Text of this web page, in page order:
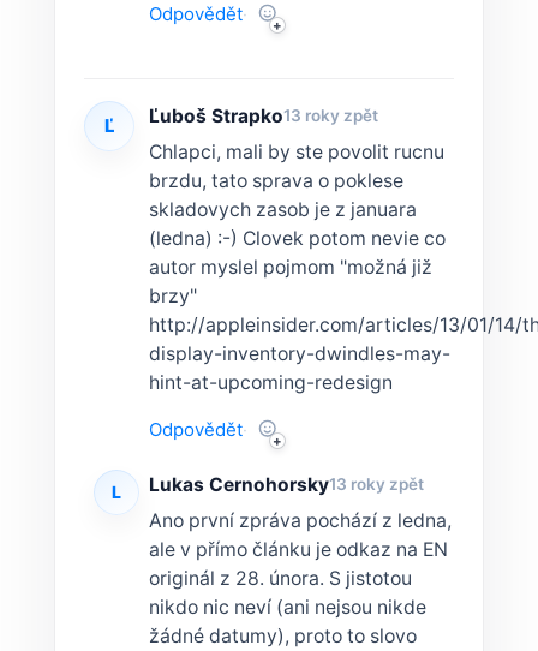
Odpovědět·
Ľ Ľuboš Strapko13 roky zpět
Chlapci, mali by ste povolit rucnu
brzdu, tato sprava o poklese
skladovych zasob je z januara
(ledna) :-) Clovek potom nevie co
autor myslel pojmom "možná již
brzy"
http://appleinsider.com/articles/13/01/14/
display-inventory-dwindles-may-
hint-at-upcoming-redesign
Odpovědět·
L Lukas Cernohorsky13 roky zpět
Ano první zpráva pochází z ledna,
ale v přímo článku je odkaz na EN
originál z 28. února. S jistotou
nikdo nic neví (ani nejsou nikde
žádné datumy), proto to slovo